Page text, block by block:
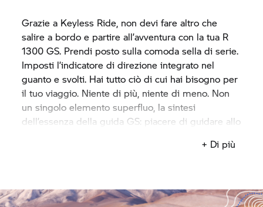
Grazie a Keyless Ride, non devi fare altro che
salire a bordo e partire all’avventura con la tua R
1300 GS. Prendi posto sulla comoda sella di serie.
Imposti l’indicatore di direzione integrato nel
guanto e svolti. Hai tutto ciò di cui hai bisogno per
il tuo viaggio. Niente di più, niente di meno. Non
un singolo elemento superfluo, la sintesi
dell’essenza della guida GS: piacere di guidare allo
+ Di più